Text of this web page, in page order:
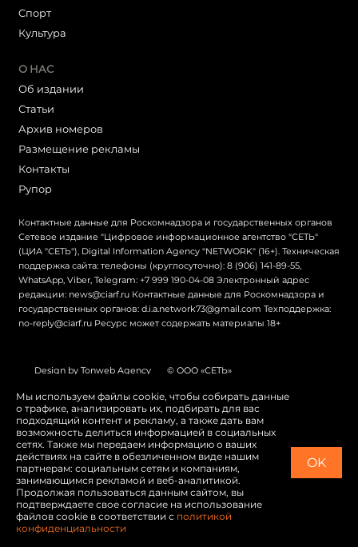
Cпорт
Культура
О НАС
Об издании
Статьи
Архив номеров
Размещение рекламы
Контакты
Рупор
Контактные данные для Роскомнадзора и государственных органов
Сетевое издание "Цифровое информационное агентство "СЕТЬ"
(ЦИА "СЕТЬ"), Digital Information Agency "NETWORK" (16+). Техническая
поддержка сайта: телефоны (круглосуточно): 8 (906) 141-89-55,
WhatsApp, Viber, Telegram: +7 999 190-04-08 Электронный адрес
редакции: news@ciarf.ru Контактные данные для Роскомнадзора и
государственных органов: d.i.a.network73@gmail.com Техподдержка:
no-reply@ciarf.ru Ресурс может содержать материалы 18+
Design by Tonweb Agency © ООО «СЕТЬ»
Политика конфиденциальности Карта сайта
Switch to English
Мы используем файлы cookie, чтобы собирать данные
о трафике, анализировать их, подбирать для вас
подходящий контент и рекламу, а также дать вам
возможность делиться информацией в социальных
сетях. Также мы передаем информацию о ваших
действиях на сайте в обезличенном виде нашим
партнерам: социальным сетям и компаниям,
занимающимся рекламой и веб-аналитикой.
Продолжая пользоваться данным сайтом, вы
подтверждаете свое согласие на использование
файлов cookie в соответствии с политикой
конфиденциальности
OK